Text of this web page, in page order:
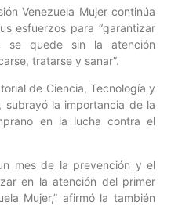
Venezuela Mujer continúa
esfuerzos para “garantizar
se quede sin la atención
tratarse y sanar”.
de Ciencia, Tecnología y
subrayó la importancia de la
en la lucha contra el
mes de la prevención y el
en la atención del primer
Mujer,” afirmó la también